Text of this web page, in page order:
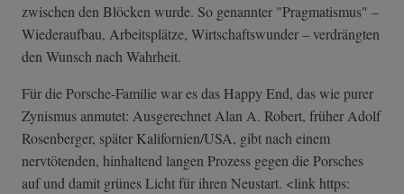
zwischen den Blöcken wurde. So genannter "Pragmatismus" –
Wiederaufbau, Arbeitsplätze, Wirtschaftswunder – verdrängten
den Wunsch nach Wahrheit.
Für die Porsche-Familie war es das Happy End, das wie purer
Zynismus anmutet: Ausgerechnet Alan A. Robert, früher Adolf
Rosenberger, später Kalifornien/USA, gibt nach einem
nervtötenden, hinhaltend langen Prozess gegen die Porsches
auf und damit grünes Licht für ihren Neustart. <link https: